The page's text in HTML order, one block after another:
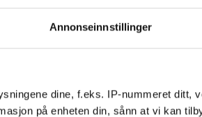
Annonseinnstillinger
dine, f.eks. IP-nummeret ditt,
på enheten din, sånn at vi kan